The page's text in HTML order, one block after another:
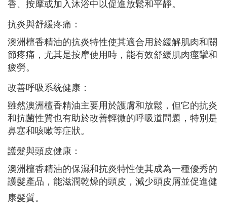
香、按摩或加入沐浴中以促進放鬆和平靜。
抗炎與舒緩疼痛：
澳洲檀香精油的抗炎特性使其適合用於緩解肌肉和關
節疼痛，尤其是按摩使用時，能有效舒緩肌肉痙攣和
疲勞。
改善呼吸系統健康：
雖然澳洲檀香精油主要用於護膚和放鬆，但它的抗炎
和抗菌性質也有助於改善輕微的呼吸道問題，特別是
鼻塞和咳嗽等症狀。
護髮與頭皮健康：
澳洲檀香精油的保濕和抗炎特性使其成為一種優秀的
護髮產品，能滋潤乾燥的頭皮，減少頭皮屑並促進健
康髮質。